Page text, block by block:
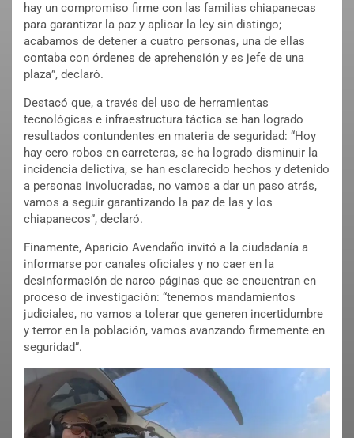
hay un compromiso firme con las familias chiapanecas
para garantizar la paz y aplicar la ley sin distingo;
acabamos de detener a cuatro personas, una de ellas
contaba con órdenes de aprehensión y es jefe de una
plaza”, declaró.
Destacó que, a través del uso de herramientas
tecnológicas e infraestructura táctica se han logrado
resultados contundentes en materia de seguridad: “Hoy
hay cero robos en carreteras, se ha logrado disminuir la
incidencia delictiva, se han esclarecido hechos y detenido
a personas involucradas, no vamos a dar un paso atrás,
vamos a seguir garantizando la paz de las y los
chiapanecos”, declaró.
Finamente, Aparicio Avendaño invitó a la ciudadanía a
informarse por canales oficiales y no caer en la
desinformación de narco páginas que se encuentran en
proceso de investigación: “tenemos mandamientos
judiciales, no vamos a tolerar que generen incertidumbre
y terror en la población, vamos avanzando firmemente en
seguridad”.